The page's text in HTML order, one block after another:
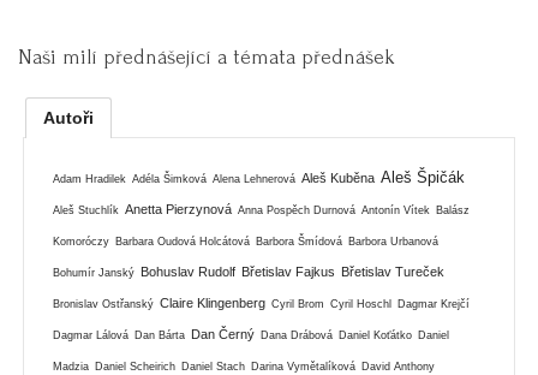
Naši milí přednášející a témata přednášek
Autoři
Adam Hradilek Adéla Šimková Alena Lehnerová Aleš Kuběna Aleš Špičák
Aleš Stuchlík Anetta Pierzynová Anna Pospěch Durnová Antonín Vítek Balász
Komoróczy Barbara Oudová Holcátová Barbora Šmídová Barbora Urbanová
Bohumír Janský Bohuslav Rudolf Břetislav Fajkus Břetislav Tureček
Bronislav Ostřanský Claire Klingenberg Cyril Brom Cyril Hoschl Dagmar Krejčí
Dagmar Lálová Dan Bárta Dan Černý Dana Drábová Daniel Koťátko Daniel
Madzia Daniel Scheirich Daniel Stach Darina Vymětalíková David Anthony